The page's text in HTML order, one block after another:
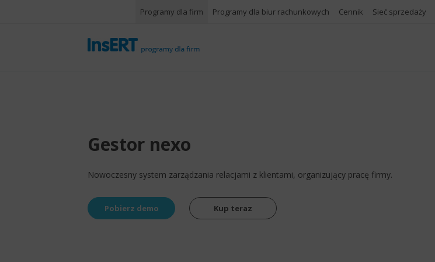
Programy dla firm Programy dla biur rachunkowych Cennik Sieć sprzedaży
Gestor nexo
Nowoczesny system zarządzania relacjami z klientami, organizujący pracę firmy.
Pobierz demo Kup teraz